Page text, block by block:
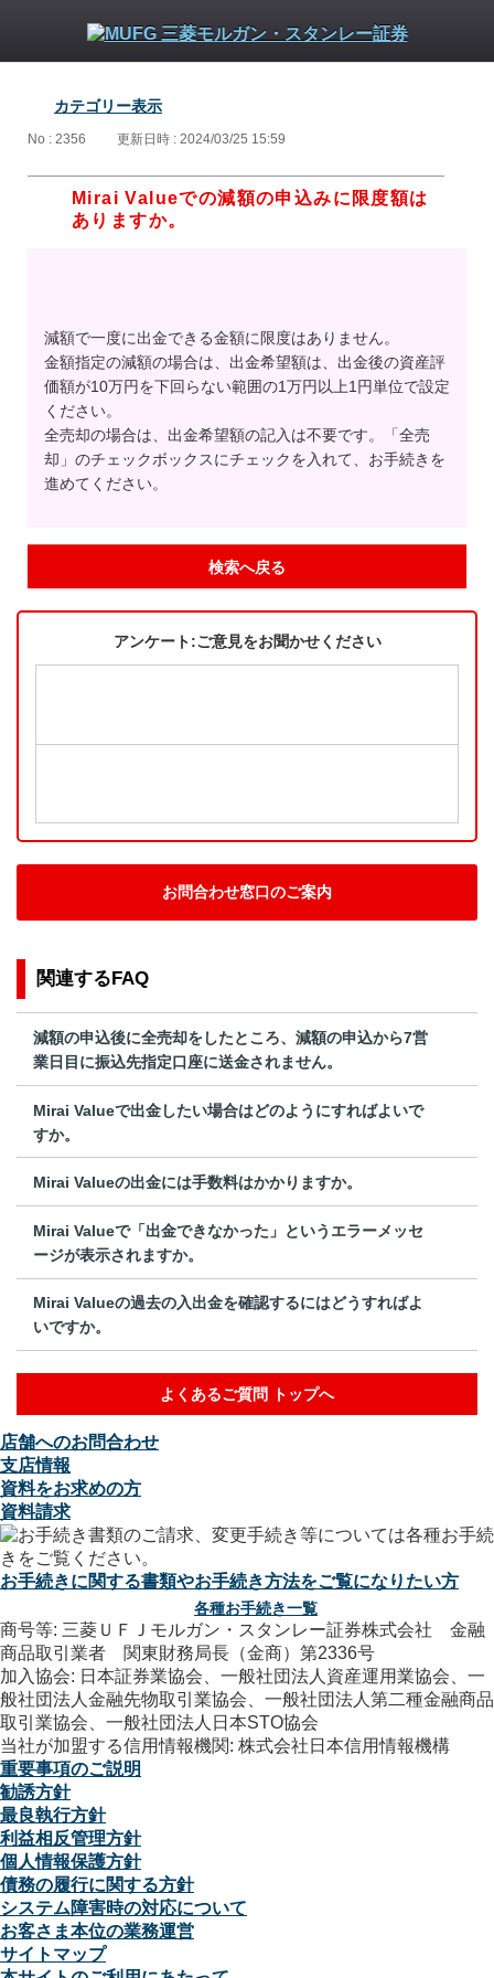
カテゴリー表示
No : 2356 更新日時 : 2024/03/25 15:59
Mirai Valueでの減額の申込みに限度額は
ありますか。
減額で一度に出金できる金額に限度はありません。
金額指定の減額の場合は、出金希望額は、出金後の資産評
価額が10万円を下回らない範囲の1万円以上1円単位で設定
ください。
全売却の場合は、出金希望額の記入は不要です。「全売
却」のチェックボックスにチェックを入れて、お手続きを
進めてください。
検索へ戻る
アンケート:ご意見をお聞かせください
お問合わせ窓口のご案内
関連するFAQ
減額の申込後に全売却をしたところ、減額の申込から7営
業日目に振込先指定口座に送金されません。
Mirai Valueで出金したい場合はどのようにすればよいで
すか。
Mirai Valueの出金には手数料はかかりますか。
Mirai Valueで「出金できなかった」というエラーメッセ
ージが表示されますか。
Mirai Valueの過去の入出金を確認するにはどうすればよ
いですか。
よくあるご質問 トップへ
店舗へのお問合わせ
支店情報
資料をお求めの方
資料請求
お手続きに関する書類やお手続き方法をご覧になりたい方
各種お手続き一覧
商号等: 三菱ＵＦＪモルガン・スタンレー証券株式会社 金融
商品取引業者 関東財務局長（金商）第2336号
加入協会: 日本証券業協会、一般社団法人資産運用業協会、一
般社団法人金融先物取引業協会、一般社団法人第二種金融商品
取引業協会、一般社団法人日本STO協会
当社が加盟する信用情報機関: 株式会社日本信用情報機構
重要事項のご説明
勧誘方針
最良執行方針
利益相反管理方針
個人情報保護方針
債務の履行に関する方針
システム障害時の対応について
お客さま本位の業務運営
サイトマップ